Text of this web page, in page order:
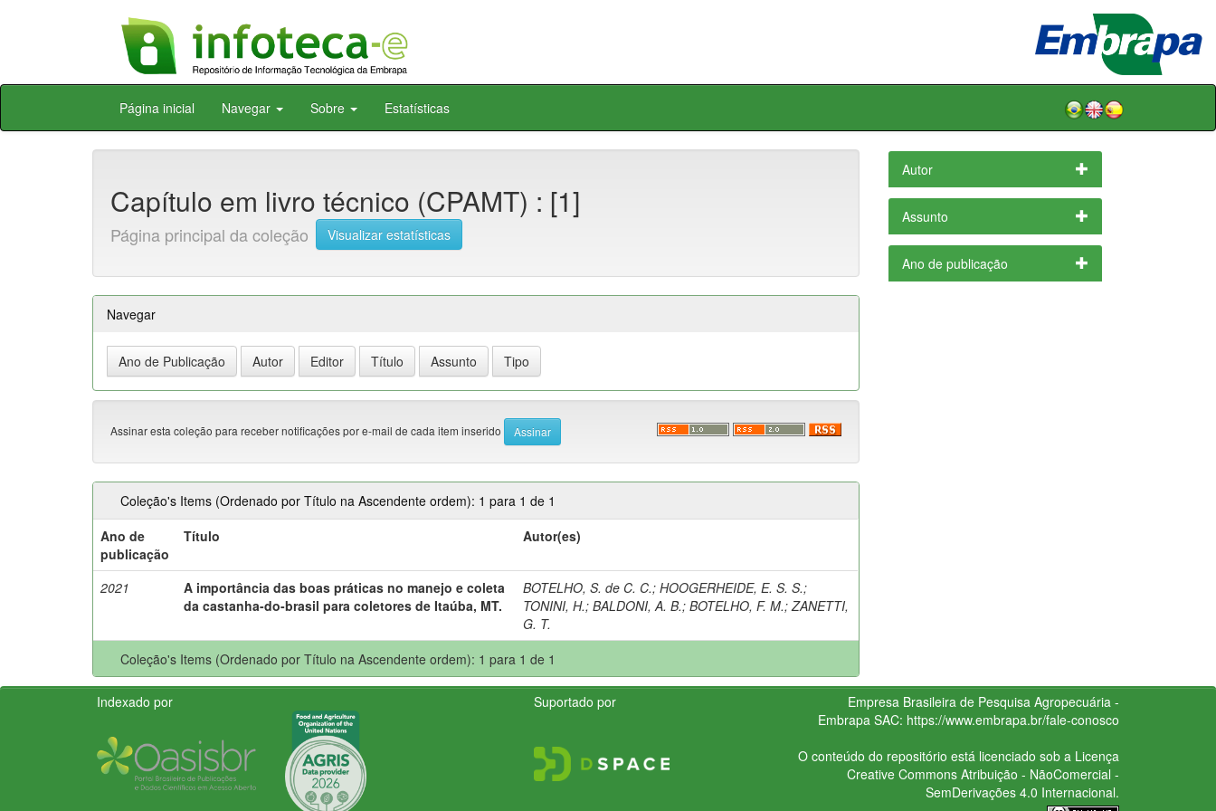
Skip
Página inicial Navegar Sobre Estatísticas
Capítulo em livro técnico (CPAMT) : [1]
Página principal da coleção Visualizar estatísticas
Navegar
Assinar esta coleção para receber notificações por e-mail de cada item inserido
Coleção's Items (Ordenado por Título na Ascendente ordem): 1 para 1 de 1
Ano de
publicação
Título Autor(es)
2021
A importância das boas práticas no manejo e coleta
da castanha-do-brasil para coletores de Itaúba, MT.
BOTELHO, S. de C. C.;HOOGERHEIDE, E. S. S.;
TONINI, H.;BALDONI, A. B.;BOTELHO, F. M.;ZANETTI,
G. T.
Coleção's Items (Ordenado por Título na Ascendente ordem): 1 para 1 de 1
Autor
Assunto
Ano de publicação
Indexado por Suportado por
Empresa Brasileira de Pesquisa Agropecuária -
Embrapa SAC: https://www.embrapa.br/fale-conosco
O conteúdo do repositório está licenciado sob a Licença
Creative CommonsAtribuição - NãoComercial -
SemDerivações 4.0 Internacional.